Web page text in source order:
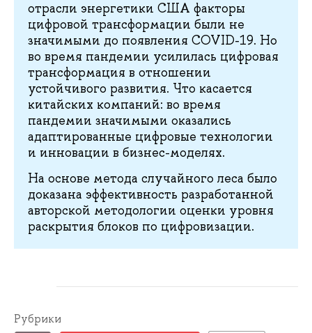
отрасли энергетики США факторы
цифровой трансформации были не
значимыми до появления COVID-19. Но
во время пандемии усилилась цифровая
трансформация в отношении
устойчивого развития. Что касается
китайских компаний: во время
пандемии значимыми оказались
адаптированные цифровые технологии
и инновации в бизнес-моделях.
На основе метода случайного леса было
доказана эффективность разработанной
авторской методологии оценки уровня
раскрытия блоков по цифровизации.
Рубрики